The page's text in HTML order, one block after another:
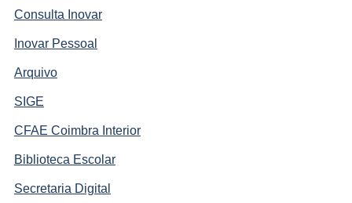
Consulta Inovar
Inovar Pessoal
Arquivo
SIGE
CFAE Coimbra Interior
Biblioteca Escolar
Secretaria Digital